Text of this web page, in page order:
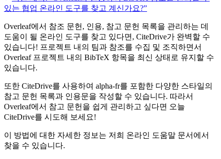
있는 협업 온라인 도구를 찾고 계신가요?”
Overleaf에서 참조 문헌, 인용, 참고 문헌 목록을 관리하는 데
도움이 될 온라인 도구를 찾고 있다면, CiteDrive가 완벽할 수
있습니다! 프로젝트 내의 팀과 참조를 수집 및 조직하면서
Overleaf 프로젝트 내의 BibTeX 항목을 최신 상태로 유지할 수
있습니다.
또한 CiteDrive를 사용하여 alpha-fr를 포함한 다양한 스타일의
참고 문헌 목록과 인용문을 작성할 수 있습니다. 따라서
Overleaf에서 참고 문헌을 쉽게 관리하고 싶다면 오늘
CiteDrive를 시도해 보세요!
이 방법에 대한 자세한 정보는 저희 온라인 도움말 문서에서
찾을 수 있습니다.